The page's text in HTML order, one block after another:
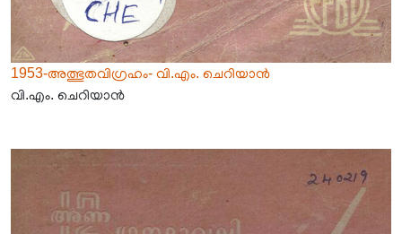
1953-അത്ഭുതവിഗ്രഹം- വി.എം. ചെറിയാൻ
വി.എം. ചെറിയാൻ